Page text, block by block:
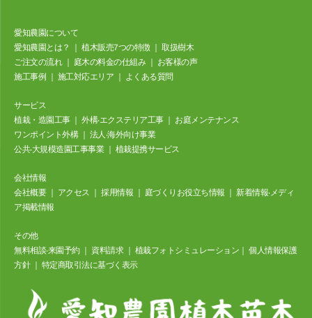
愛知農園について
愛知農園とは？ ｜植⽊販売7つの特徴｜取扱樹⽊
ご注⽂の流れ｜ 庭⽊の料⾦の仕組み｜ お客様の声
施⼯事例 施工対応エリア よくある質問
サービス
植栽・造園工事｜外構‧エクステリア⼯事｜ お庭メンテナンス
ワンポイント外構｜ 法⼈‧海外向け事業
公共‧⼤規模造園⼯事事業｜ 植栽提携サービス
会社情報
会社概要｜ アクセス ｜採⽤情報 庭づくりお役立ち情報 新着情報‧メディ
ア掲載情報
その他
無料相談‧来園予約｜ 資料請求｜ 植栽フォトシミュレーション ｜個⼈情報保護
⽅針｜ 特定商取引法に基づく表⽰